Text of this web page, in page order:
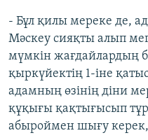
- Бұл қилы мереке де,
Мәскеу сияқты алып
мүмкін жағдайлардың
қыркүйектің 1-іне
адамның өзінің діни
құқығы қақтығысып
абыроймен шығу